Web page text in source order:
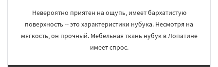
Невероятно приятен на ощупь, имеет бархатистую
поверхность -- это характеристики нубука. Несмотря на
мягкость, он прочный. Мебельная ткань нубук в Лопатине
имеет спрос.